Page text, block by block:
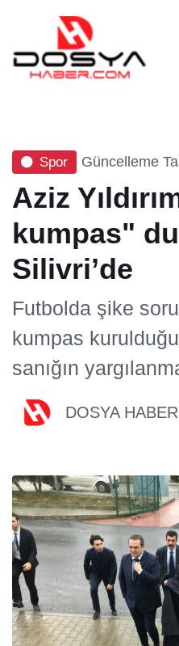
Spor Güncelleme
Aziz
kumpas"
Silivri’de
Futbolda şike
kumpas
sanığın
DOSYA HABER